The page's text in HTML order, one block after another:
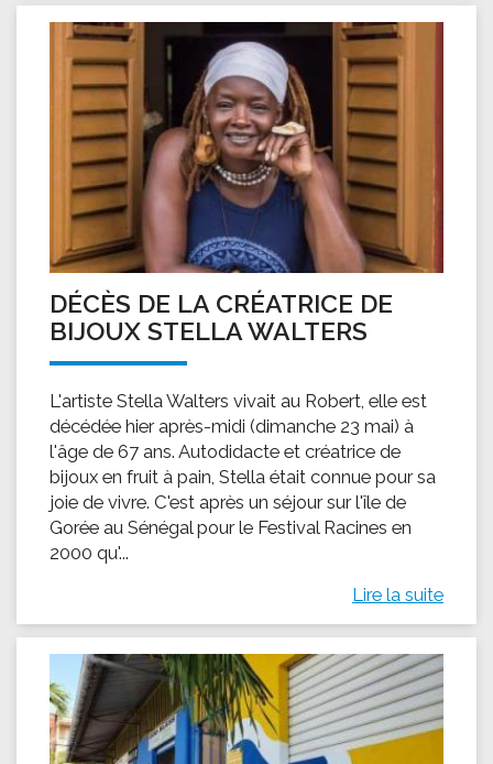
DÉCÈS DE LA CRÉATRICE DE
BIJOUX STELLA WALTERS
L'artiste Stella Walters vivait au Robert, elle est
décédée hier après-midi (dimanche 23 mai) à
l'âge de 67 ans. Autodidacte et créatrice de
bijoux en fruit à pain, Stella était connue pour sa
joie de vivre. C'est après un séjour sur l'île de
Gorée au Sénégal pour le Festival Racines en
2000 qu'...
Lire la suite